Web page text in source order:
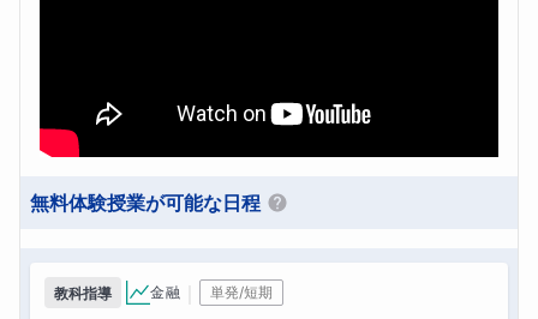
無料体験授業が可能な日程
教科指導 金融 単発/短期